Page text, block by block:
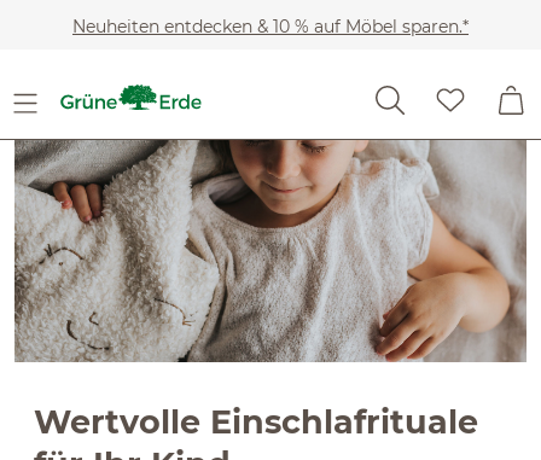
Zum Hauptinhalt springen
Neuheiten entdecken & 10 % auf Möbel sparen.*
Wertvolle Einschlafrituale